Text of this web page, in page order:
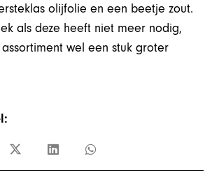
olijfolie en een beetje zout.
als deze heeft niet meer nodig,
wel een stuk groter